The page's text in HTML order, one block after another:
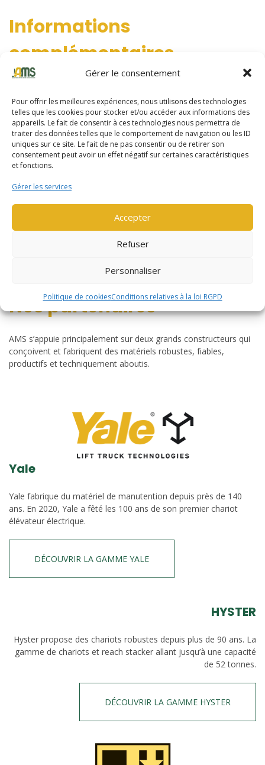
Gérer le consentement
Pour offrir les meilleures expériences, nous utilisons des technologies
telles que les cookies pour stocker et/ou accéder aux informations des
appareils. Le fait de consentir à ces technologies nous permettra de
traiter des données telles que le comportement de navigation ou les ID
uniques sur ce site. Le fait de ne pas consentir ou de retirer son
consentement peut avoir un effet négatif sur certaines caractéristiques
et fonctions.
Gérer les services
Accepter
Refuser
Personnaliser
Politique de cookiesConditions relatives à la loi RGPD
Informations
complémentaires
Année de
Capacité de
charge
2500 kg
Famille 2,5 tonnes
Duplex a petite levee libre
Nos partenaires
AMS s’appuie principalement sur deux grands constructeurs qui
conçoivent et fabriquent des matériels robustes, fiables,
productifs et techniquement aboutis.
Yale
Yale fabrique du matériel de manutention depuis près de 140
ans. En 2020, Yale a fêté les 100 ans de son premier chariot
élévateur électrique.
DÉCOUVRIR LA GAMME YALE
HYSTER
Hyster propose des chariots robustes depuis plus de 90 ans. La
gamme de chariots et reach stacker allant jusqu’à une capacité
de 52 tonnes.
DÉCOUVRIR LA GAMME HYSTER